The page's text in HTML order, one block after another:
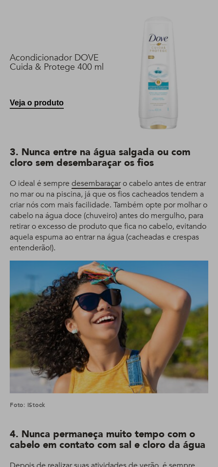
Acondicionador DOVE
Cuida & Protege 400 ml
Veja o produto
3. Nunca entre na água salgada ou com
cloro sem desembaraçar os fios
O ideal é sempre desembaraçaro cabelo antes de entrar
no mar ou na piscina, já que os fios cacheados tendem a
criar nós com mais facilidade. Também opte por molhar o
cabelo na água doce (chuveiro) antes do mergulho, para
retirar o excesso de produto que fica no cabelo, evitando
aquela espuma ao entrar na água (cacheadas e crespas
entenderão!).
Foto: IStock
4. Nunca permaneça muito tempo com o
cabelo em contato com sal e cloro da água